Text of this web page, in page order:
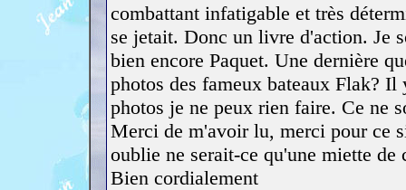
combattant infatigable et très
se jetait. Donc un livre d'action. Je
bien encore Paquet. Une dernière
photos des fameux bateaux Flak? Il
photos je ne peux rien faire. Ce ne
Merci de m'avoir lu, merci pour ce
oublie ne serait-ce qu'une miette de
Bien cordialement